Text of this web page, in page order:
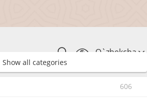
O`zbekcha
Show all categories
606